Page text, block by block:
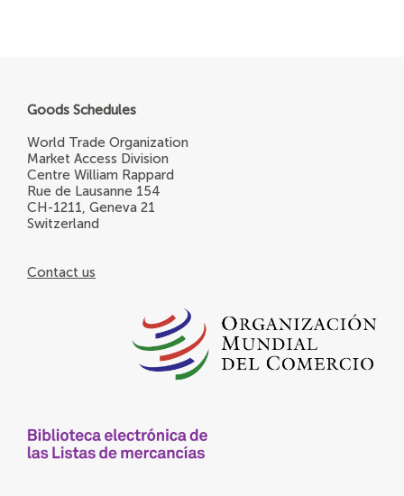
Goods Schedules
World Trade Organization
Market Access Division
Centre William Rappard
Rue de Lausanne 154
CH-1211, Geneva 21
Switzerland
Contact us